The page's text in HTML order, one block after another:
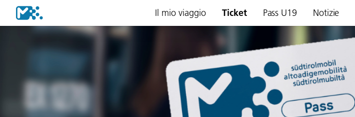
Il mio viaggio Ticket Pass U19 Notizie